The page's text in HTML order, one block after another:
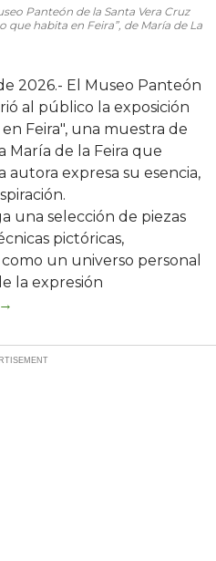
Panteón de la Santa Vera Cruz
habita en Feira”, de María de La
2026.- El Museo Panteón
al público la exposición
Feira", una muestra de
María de la Feira que
autora expresa su esencia,
una selección de piezas
pictóricas,
un universo personal
la expresión